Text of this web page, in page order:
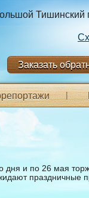
Тишинский
Заказать
дня и по 26 мая
праздничные